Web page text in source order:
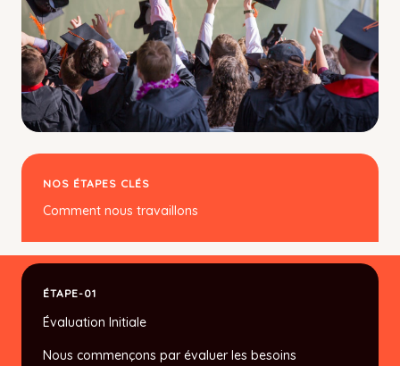
NOS ÉTAPES CLÉS
Comment nous travaillons
ÉTAPE-01
Évaluation Initiale
Nous commençons par évaluer les besoins